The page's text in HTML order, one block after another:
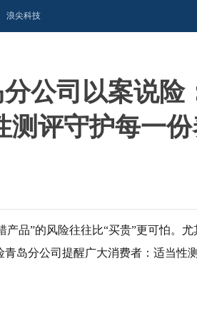
浪尖科技
公司以案说险
测评守护每一
品”的风险往往比“买贵”更可怕。
岛分公司提醒广大消费者：适当性